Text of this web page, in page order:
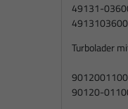
49131-
4913103600
Turbolader
9012001100
90120-